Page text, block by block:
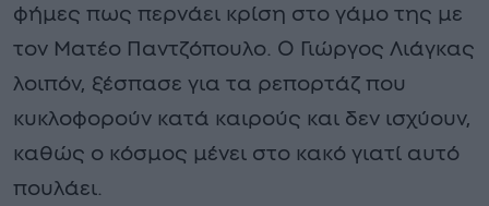
φήμες πως περνάει κρίση στο γάμο της με
τον Ματέο Παντζόπουλο. Ο Γιώργος Λιάγκας
λοιπόν, ξέσπασε για τα ρεπορτάζ που
κυκλοφορούν κατά καιρούς και δεν ισχύουν,
καθώς ο κόσμος μένει στο κακό γιατί αυτό
πουλάει.